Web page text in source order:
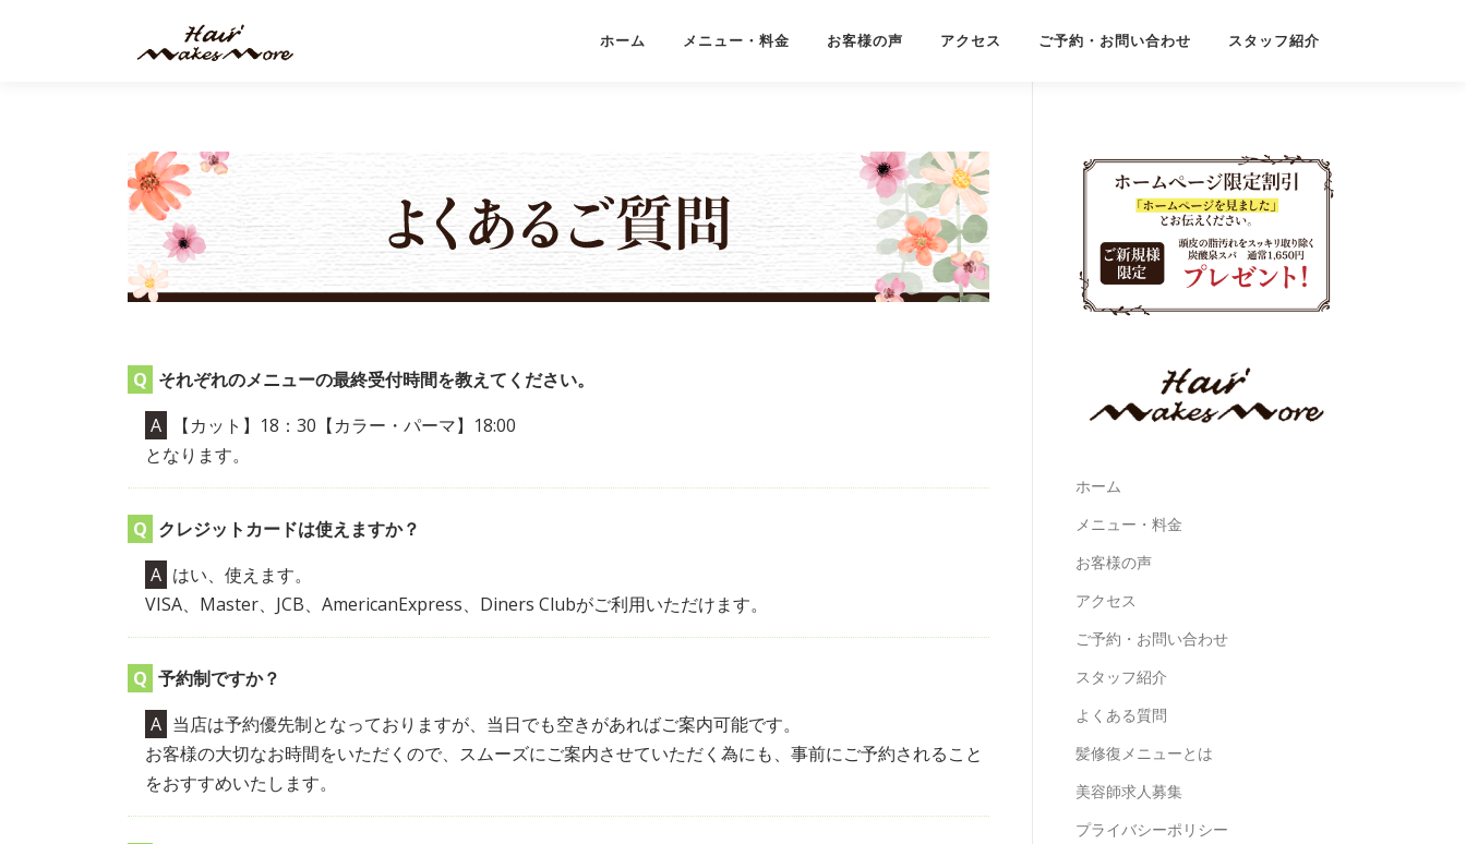
ホーム メニュー・料金 お客様の声 アクセス ご予約・お問い合わせ スタッフ紹介
それぞれのメニューの最終受付時間を教えてください。
【カット】18：30【カラー・パーマ】18:00
となります。
クレジットカードは使えますか？
はい、使えます。
VISA、Master、JCB、AmericanExpress、Diners Clubがご利用いただけます。
予約制ですか？
当店は予約優先制となっておりますが、当日でも空きがあればご案内可能です。
お客様の大切なお時間をいただくので、スムーズにご案内させていただく為にも、事前にご予約されること
をおすすめいたします。
ホーム
メニュー・料金
お客様の声
アクセス
ご予約・お問い合わせ
スタッフ紹介
よくある質問
髪修復メニューとは
美容師求人募集
プライバシーポリシー